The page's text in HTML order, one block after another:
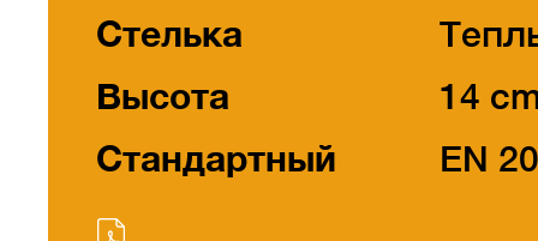
Стелька
Высота
14
Стандартный
EN